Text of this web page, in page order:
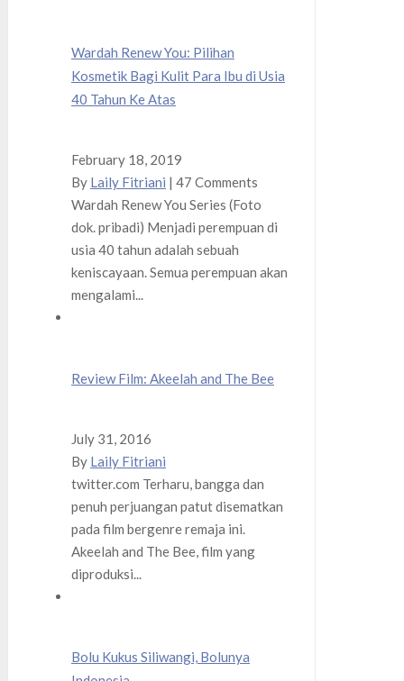
Wardah Renew You: Pilihan
Kosmetik Bagi Kulit Para Ibu di Usia
40 Tahun Ke Atas
February 18, 2019
By Laily Fitriani | 47 Comments
Wardah Renew You Series (Foto
dok. pribadi) Menjadi perempuan di
usia 40 tahun adalah sebuah
keniscayaan. Semua perempuan akan
mengalami...
Review Film: Akeelah and The Bee
July 31, 2016
By Laily Fitriani
twitter.com Terharu, bangga dan
penuh perjuangan patut disematkan
pada film bergenre remaja ini.
Akeelah and The Bee, film yang
diproduksi...
Bolu Kukus Siliwangi, Bolunya